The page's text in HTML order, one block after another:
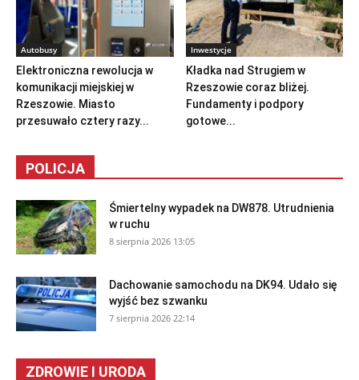
Autobusy
Elektroniczna rewolucja w
komunikacji miejskiej w
Rzeszowie. Miasto
przesuwało cztery razy...
Inwestycje
Kładka nad Strugiem w
Rzeszowie coraz bliżej.
Fundamenty i podpory
gotowe...
POLICJA
Śmiertelny wypadek na DW878. Utrudnienia
w ruchu
8 sierpnia 2026 13:05
Dachowanie samochodu na DK94. Udało się
wyjść bez szwanku
7 sierpnia 2026 22:14
ZDROWIE I URODA